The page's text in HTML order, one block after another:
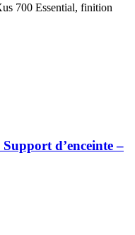
700 Essential, finition
d’enceinte –